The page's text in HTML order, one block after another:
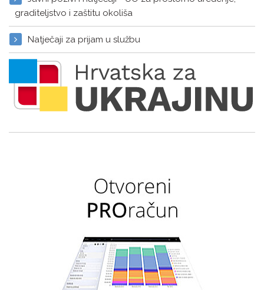
graditeljstvo i zaštitu okoliša
Natječaji za prijam u službu